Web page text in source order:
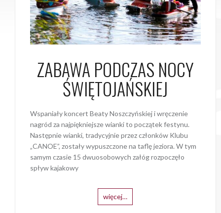
ZABAWA PODCZAS NOCY
ŚWIĘTOJAŃSKIEJ
Wspaniały koncert Beaty Noszczyńskiej i wręczenie
nagród za najpiękniejsze wianki to początek festynu.
Następnie wianki, tradycyjnie przez członków Klubu
„CANOE”, zostały wypuszczone na taflę jeziora. W tym
samym czasie 15 dwuosobowych załóg rozpoczęło
spływ kajakowy
więcej…